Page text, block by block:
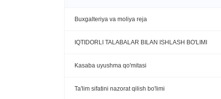
Buxgalteriya va moliya reja
IQTIDORLI TALABALAR BILAN ISHLASH BO'LIMI
Kasaba uyushma qo'mitasi
Ta'lim sifatini nazorat qilish bo'limi